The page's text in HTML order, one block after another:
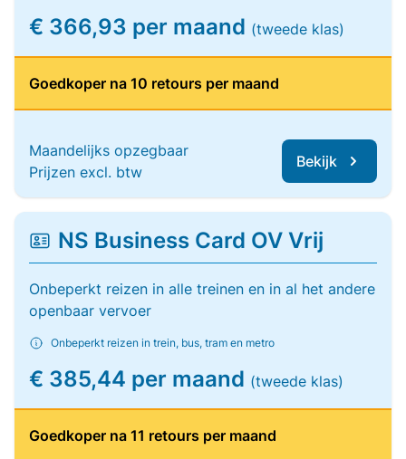
€ 366,93 per maand (tweede klas)
Goedkoper na 10 retours per maand
Maandelijks opzegbaar
Prijzen excl. btw
Bekijk
NS Business Card OV Vrij
Onbeperkt reizen in alle treinen en in al het andere
openbaar vervoer
Onbeperkt reizen in trein, bus, tram en metro
€ 385,44 per maand (tweede klas)
Goedkoper na 11 retours per maand